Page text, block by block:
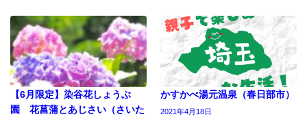
【6月限定】染谷花しょうぶ
園 花菖蒲とあじさい（さいた
かすかべ湯元温泉（春日部市）
2021年4月18日